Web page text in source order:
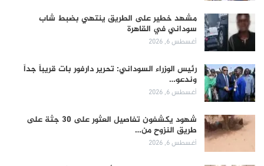
مشهد خطير على الطريق ينتهي بضبط شاب
سوداني في القاهرة
أغسطس 6, 2026
رئيس الوزراء السوداني: تحرير دارفور بات قريباً جداً
وندعو…
أغسطس 6, 2026
شهود يكشفون تفاصيل العثور على 30 جثة على
طريق النزوح من…
أغسطس 6, 2026